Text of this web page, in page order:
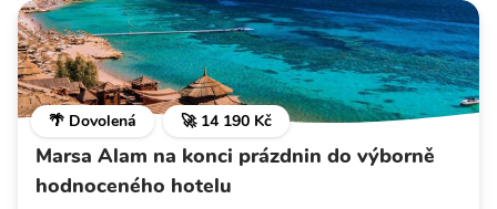
🌴 Dovolená 🚀 14 190 Kč
Marsa Alam na konci prázdnin do výborně
hodnoceného hotelu